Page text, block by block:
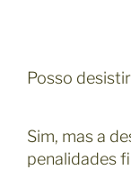
Posso
Sim, mas a
penalidades